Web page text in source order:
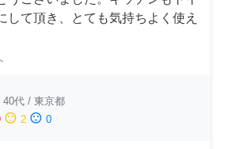
して頂き、とても気持ちよく使え
40代 / 東京都
sentiment_neutral 2 sentiment_dissatisfied 0